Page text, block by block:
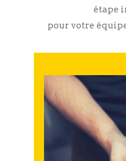
étape
pour votre